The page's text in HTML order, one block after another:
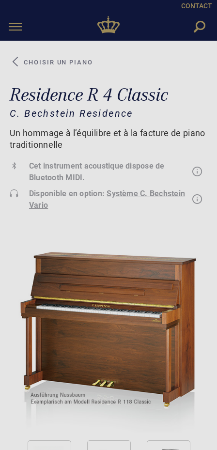
CONTACT
Toggle
CHOISIR UN PIANO
Residence R 4 Classic
C. Bechstein Residence
Un hommage à l’équilibre et à la facture de piano
traditionnelle
Cet instrument acoustique dispose de
Bluetooth MIDI.
Disponible en option:Système C. Bechstein
Vario